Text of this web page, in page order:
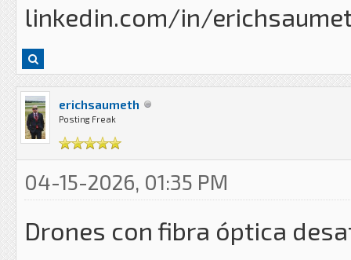
linkedin.com/in/
erichsaumeth
Posting Freak
04-15-2026, 01:35 PM
Drones con fibra óptica